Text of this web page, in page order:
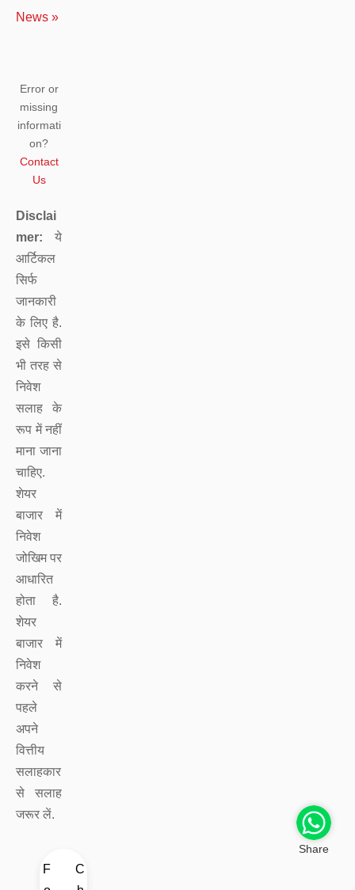
News »
Error or
missing
informati
on?
Contact
Us
Disclai
mer: ये
आर्टिकल
सिर्फ
जानकारी
के लिए है.
इसे किसी
भी तरह से
निवेश
सलाह के
रूप में नहीं
माना जाना
चाहिए.
शेयर
बाजार में
निवेश
जोखिम पर
आधारित
होता है.
शेयर
बाजार में
निवेश
करने से
पहले
अपने
वित्तीय
सलाहकार
से सलाह
जरूर लें.
F
C
Share